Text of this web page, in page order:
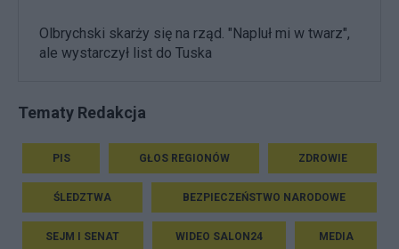
Olbrychski skarży się na rząd. "Napluł mi w twarz",
ale wystarczył list do Tuska
Tematy Redakcja
PIS GŁOS REGIONÓW ZDROWIE
ŚLEDZTWA BEZPIECZEŃSTWO NARODOWE
SEJM I SENAT WIDEO SALON24 MEDIA